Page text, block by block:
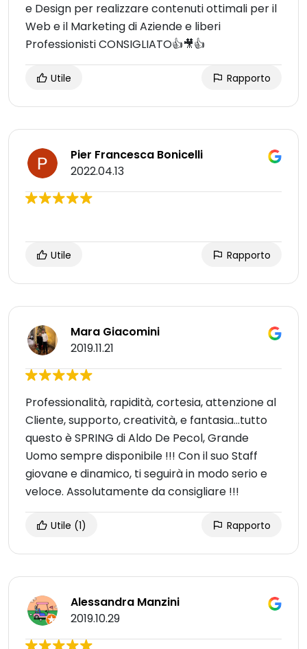
e Design per realizzare contenuti ottimali per il
Web e il Marketing di Aziende e liberi
Professionisti CONSIGLIATO👍🎥👍
Utile Rapporto
Pier Francesca Bonicelli
2022.04.13
Utile Rapporto
Mara Giacomini
2019.11.21
Professionalità, rapidità, cortesia, attenzione al
Cliente, supporto, creatività, e fantasia...tutto
questo è SPRING di Aldo De Pecol, Grande
Uomo sempre disponibile !!! Con il suo Staff
giovane e dinamico, ti seguirà in modo serio e
veloce. Assolutamente da consigliare !!!
Utile (1) Rapporto
Alessandra Manzini
2019.10.29